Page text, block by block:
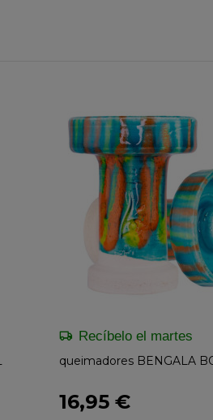
Recíbelo el martes
queimadores BENGALA
16,95 €